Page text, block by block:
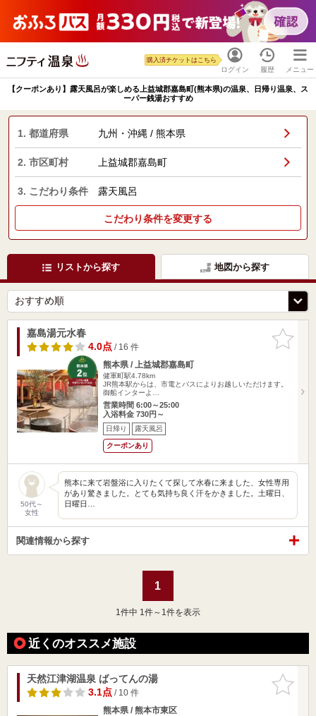
ログイン
購入済チケットはこちら
履歴 メニュー
【クーポンあり】露天風呂が楽しめる上益城郡嘉島町(熊本県)の温泉、日帰り温泉、ス
ーパー銭湯おすすめ
1. 都道府県 九州・沖縄 / 熊本県
2. 市区町村 上益城郡嘉島町
3. こだわり条件 露天風呂
こだわり条件を変更する
リストから探す 地図から探す
お気に入
りに追加
嘉島湯元水春
4.0点/ 16 件
熊本県 / 上益城郡嘉島町
健軍町駅4.78km
JR熊本駅からは、市電とバスによりお越しいただけます。
御船インターよ…
営業時間 6:00～25:00
入浴料金 730円～
日帰り 露天風呂
クーポンあり
50代～
女性
熊本に来て岩盤浴に入りたくて探して水春に来ました、女性専用
があり驚きました。とても気持ち良く汗をかきました。土曜日、
日曜日…
関連情報から探す
1
1 件中 1件～1件を表示
近くのオススメ施設
お気に入
りに追加
天然江津湖温泉 ばってんの湯
3.1点/ 10 件
熊本県 / 熊本市東区